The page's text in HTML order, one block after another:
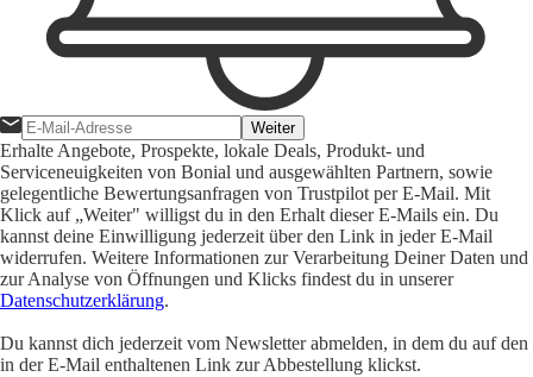
Weiter
Erhalte Angebote, Prospekte, lokale Deals, Produkt- und
Serviceneuigkeiten von Bonial und ausgewählten Partnern, sowie
gelegentliche Bewertungsanfragen von Trustpilot per E-Mail. Mit
Klick auf „Weiter" willigst du in den Erhalt dieser E-Mails ein. Du
kannst deine Einwilligung jederzeit über den Link in jeder E-Mail
widerrufen. Weitere Informationen zur Verarbeitung Deiner Daten und
zur Analyse von Öffnungen und Klicks findest du in unserer
Datenschutzerklärung.
Du kannst dich jederzeit vom Newsletter abmelden, in dem du auf den
in der E-Mail enthaltenen Link zur Abbestellung klickst.